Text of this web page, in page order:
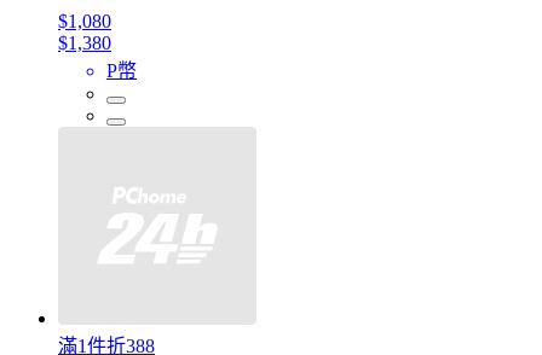
$1,080
$1,380
P幣
滿1件折388